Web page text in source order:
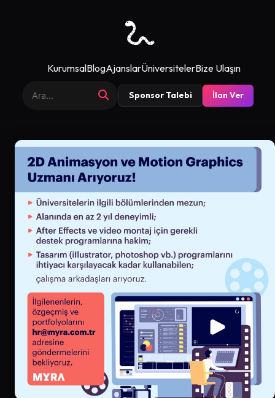
KurumsalBlogAjanslarÜniversitelerBize Ulaşın
Sponsor Talebi İlan Ver